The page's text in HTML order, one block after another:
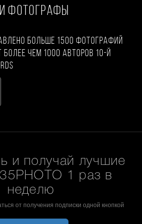
ФОТОГРАФЫ
больше 1500 фотографий
чем 1000 авторов 10-й
и получай лучшие
1 раз в
неделю
от получения подписки одной кнопкой